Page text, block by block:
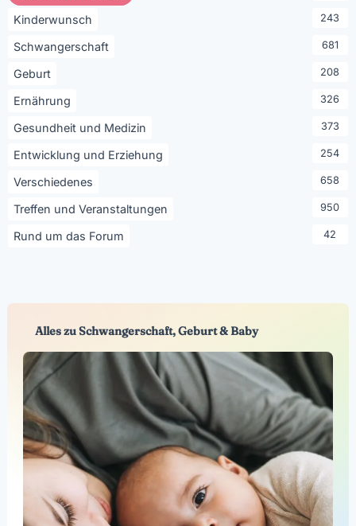
243
Kinderwunsch
681
Schwangerschaft
208
Geburt
326
Ernährung
373
Gesundheit und Medizin
254
Entwicklung und Erziehung
658
Verschiedenes
950
Treffen und Veranstaltungen
42
Rund um das Forum
Alles zu Schwangerschaft, Geburt & Baby